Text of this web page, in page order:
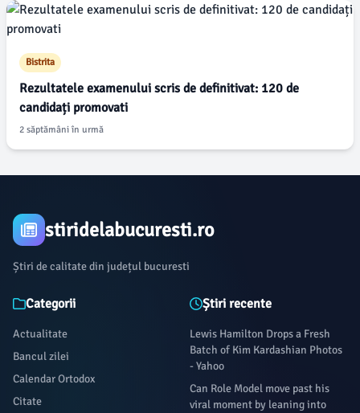
Bistrita
Rezultatele examenului scris de definitivat: 120 de
candidați promovati
2 săptămâni în urmă
stiridelabucuresti.ro
Știri de calitate din județul bucuresti
Categorii
Actualitate
Bancul zilei
Calendar Ortodox
Citate
Știri recente
Lewis Hamilton Drops a Fresh
Batch of Kim Kardashian Photos
- Yahoo
Can Role Model move past his
viral moment by leaning into